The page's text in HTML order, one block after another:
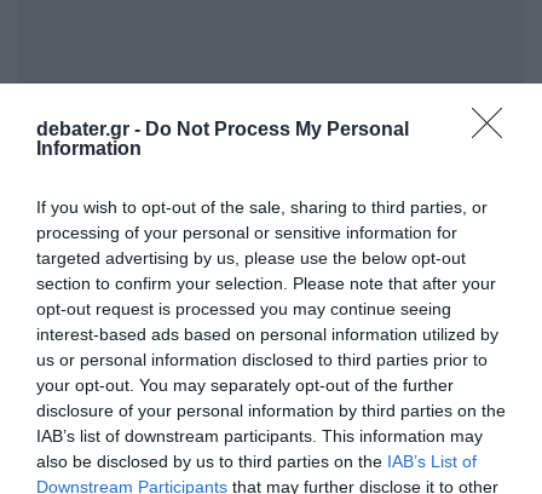
debater.gr - Do Not Process My Personal
Information
If you wish to opt-out of the sale, sharing to third parties, or
processing of your personal or sensitive information for
targeted advertising by us, please use the below opt-out
section to confirm your selection. Please note that after your
opt-out request is processed you may continue seeing
interest-based ads based on personal information utilized by
us or personal information disclosed to third parties prior to
your opt-out. You may separately opt-out of the further
disclosure of your personal information by third parties on the
IAB’s list of downstream participants. This information may
also be disclosed by us to third parties on the IAB’s List of
Downstream Participants that may further disclose it to other
Η κυβέρνηση Τραμπ αποκλείει το
ενδεχόμενο να στείλει χερσαίες δυνάμεις
στην Ουκρανία, αλλά θα μπορούσε να
προσφέρει επιμελητειακή βοήθεια, πλήγματα
σε βάθος, πληροφορίες και να δεσμευθεί να